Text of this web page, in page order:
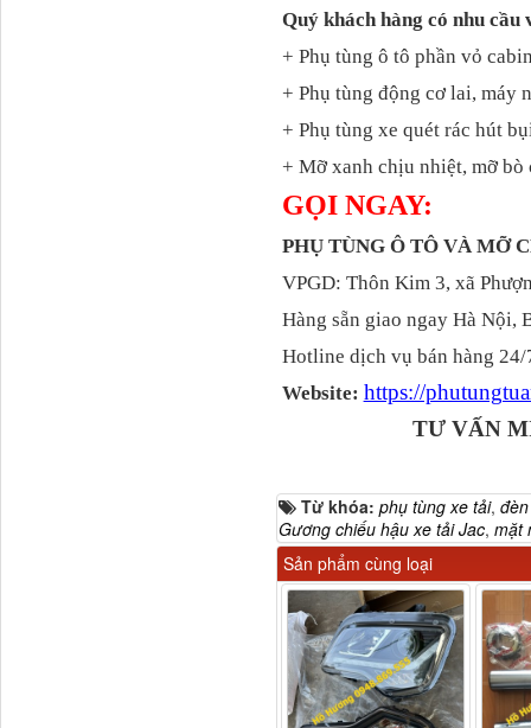
Quý khách hàng có nhu cầu
+ Phụ tùng ô tô phần vỏ
+ Phụ tùng động cơ lai, máy
+ Phụ tùng xe quét rác hút
+ Mỡ xanh chịu nhiệt, mỡ
GỌI NGAY:
PHỤ TÙNG Ô TÔ VÀ MỠ
VPGD: Thôn Kim 3, xã
Hàng sẵn giao ngay Hà Nội,
Hotline dịch vụ bán hàng 24/
Website: https://
TƯ VẤN
Từ khóa: phụ tùng xe tải,
Gương chiếu hậu xe tải Jac, mặt
Sản phẩm cùng loại